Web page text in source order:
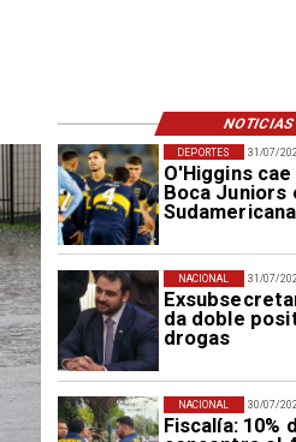
31/07/
O'Higgins
Boca Juniors
Sudamericana
DEPORTES
31/07/
da doble
drogas
NACIONAL
30/07/
Fiscalía:
NACIONAL
NOTICIAS